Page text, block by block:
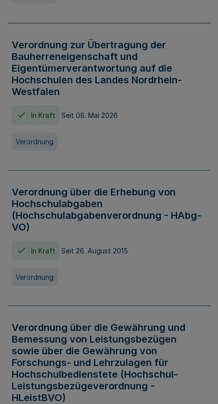
Verordnung zur Übertragung der
Bauherreneigenschaft und
Eigentümerverantwortung auf die
Hochschulen des Landes Nordrhein-
Westfalen
In Kraft Seit 08. Mai 2026
Verordnung
Verordnung über die Erhebung von
Hochschulabgaben
(Hochschulabgabenverordnung - HAbg-
VO)
In Kraft Seit 26. August 2015
Verordnung
Verordnung über die Gewährung und
Bemessung von Leistungsbezügen
sowie über die Gewährung von
Forschungs- und Lehrzulagen für
Hochschulbedienstete (Hochschul-
Leistungsbezügeverordnung -
HLeistBVO)